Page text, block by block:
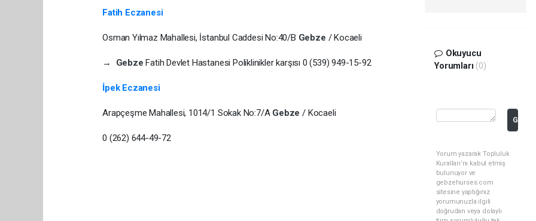
Fatih Eczanesi
Osman Yılmaz Mahallesi, İstanbul Caddesi No:40/B Gebze / Kocaeli
→ GebzeFatih Devlet Hastanesi Poliklinikler karşısı 0 (539) 949-15-92
İpek Eczanesi
Arapçeşme Mahallesi, 1014/1 Sokak No:7/A Gebze / Kocaeli
0 (262) 644-49-72
Okuyucu
Yorumları (0)
Yorum yazarak Topluluk
Kuralları’nı kabul etmiş
bulunuyor ve
gebzehurses.com
sitesine yaptığınız
yorumunuzla ilgili
doğrudan veya dolaylı